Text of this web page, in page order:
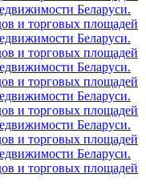
Беларуси.
и торговых площадей
Беларуси.
и торговых площадей
Беларуси.
и торговых площадей
Беларуси.
и торговых площадей
Беларуси.
и торговых площадей
Беларуси.
и торговых площадей